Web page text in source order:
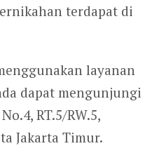
terdapat di
layanan
dapat mengunjungi
RT.5/RW.5,
Jakarta Timur.